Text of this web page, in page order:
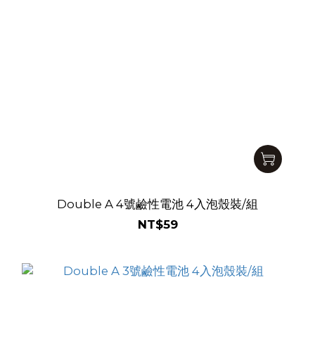
Double A 4號鹼性電池 4入泡殼裝/組
NT$59